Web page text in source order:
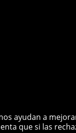
copyright ©
ayudan a
que si las